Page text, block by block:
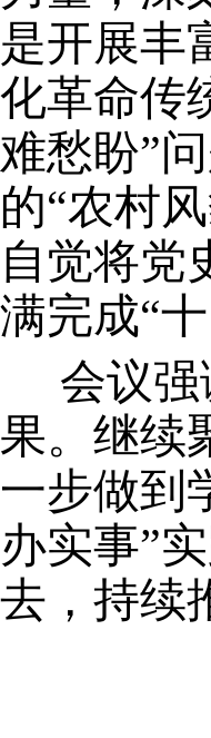
是开展丰
化革命传
难愁盼”
的“农村
自觉将党
满完成“
会议
果。继续
一步做到
办实事”
去，持续